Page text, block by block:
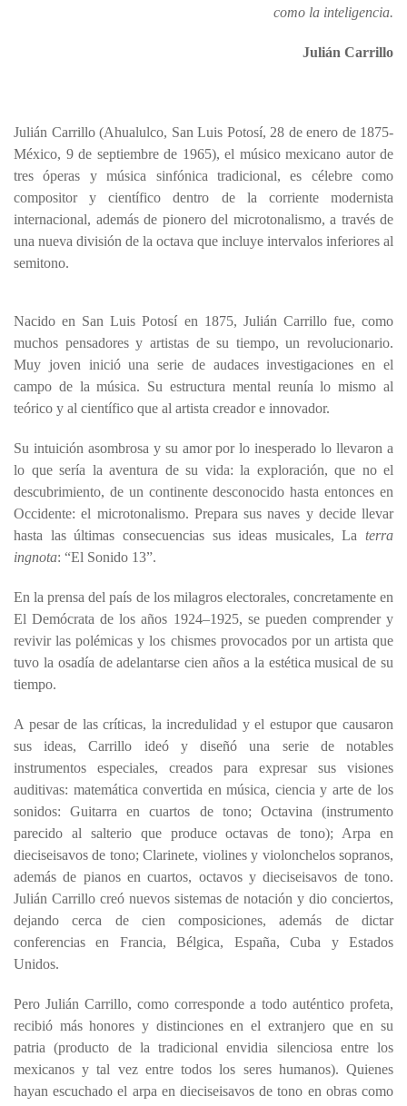
como la inteligencia.
Julián Carrillo
Julián Carrillo (Ahualulco, San Luis Potosí, 28 de enero de 1875-
México, 9 de septiembre de 1965), el músico mexicano autor de
tres óperas y música sinfónica tradicional, es célebre como
compositor y científico dentro de la corriente modernista
internacional, además de pionero del microtonalismo, a través de
una nueva división de la octava que incluye intervalos inferiores al
semitono.
Nacido en San Luis Potosí en 1875, Julián Carrillo fue, como
muchos pensadores y artistas de su tiempo, un revolucionario.
Muy joven inició una serie de audaces investigaciones en el
campo de la música. Su estructura mental reunía lo mismo al
teórico y al científico que al artista creador e innovador.
Su intuición asombrosa y su amor por lo inesperado lo llevaron a
lo que sería la aventura de su vida: la exploración, que no el
descubrimiento, de un continente desconocido hasta entonces en
Occidente: el microtonalismo. Prepara sus naves y decide llevar
hasta las últimas consecuencias sus ideas musicales, La terra
ingnota: “El Sonido 13”.
En la prensa del país de los milagros electorales, concretamente en
El Demócrata de los años 1924–1925, se pueden comprender y
revivir las polémicas y los chismes provocados por un artista que
tuvo la osadía de adelantarse cien años a la estética musical de su
tiempo.
A pesar de las críticas, la incredulidad y el estupor que causaron
sus ideas, Carrillo ideó y diseñó una serie de notables
instrumentos especiales, creados para expresar sus visiones
auditivas: matemática convertida en música, ciencia y arte de los
sonidos: Guitarra en cuartos de tono; Octavina (instrumento
parecido al salterio que produce octavas de tono); Arpa en
dieciseisavos de tono; Clarinete, violines y violonchelos sopranos,
además de pianos en cuartos, octavos y dieciseisavos de tono.
Julián Carrillo creó nuevos sistemas de notación y dio conciertos,
dejando cerca de cien composiciones, además de dictar
conferencias en Francia, Bélgica, España, Cuba y Estados
Unidos.
Pero Julián Carrillo, como corresponde a todo auténtico profeta,
recibió más honores y distinciones en el extranjero que en su
patria (producto de la tradicional envidia silenciosa entre los
mexicanos y tal vez entre todos los seres humanos). Quienes
hayan escuchado el arpa en dieciseisavos de tono en obras como